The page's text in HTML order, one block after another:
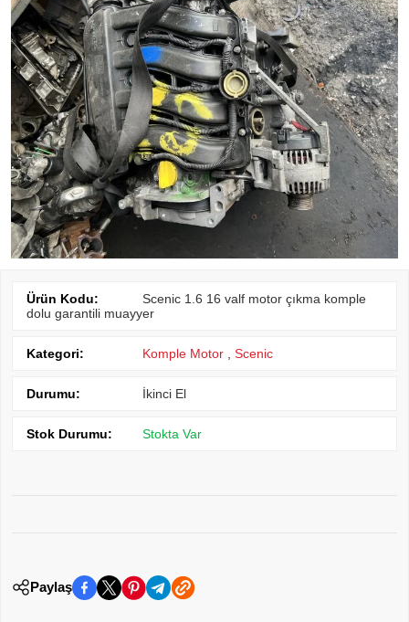
Ürün Kodu:
Scenic 1.6 16 valf motor çıkma komple
dolu garantili muayyer
Kategori: Komple Motor Scenic
Durumu: İkinci El
Stok Durumu: Stokta Var
Paylaş